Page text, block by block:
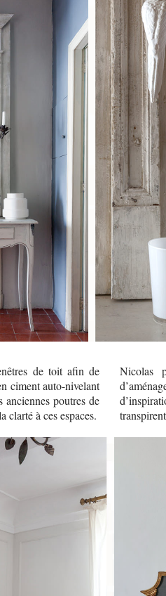
de toit afin de
ciment auto-nivelant
poutres de
clarté à ces espaces.
Nicolas